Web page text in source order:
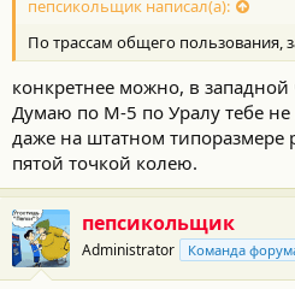
пепсикольщик написал(а):
По трассам общего пользования,
конкретнее можно, в западной
Думаю по М-5 по Уралу тебе не
даже на штатном типоразмере
пятой точкой колею.
пепсикольщик
Administrator Команда